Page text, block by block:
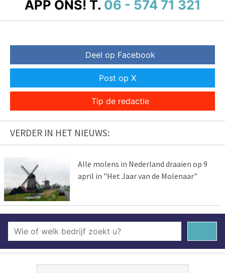
APP ONS! T. 06 - 574 71 321
Deel op Facebook
Post op X
Tip de redactie
VERDER IN HET NIEUWS:
Alle molens in Nederland draaien op 9
april in "Het Jaar van de Molenaar"